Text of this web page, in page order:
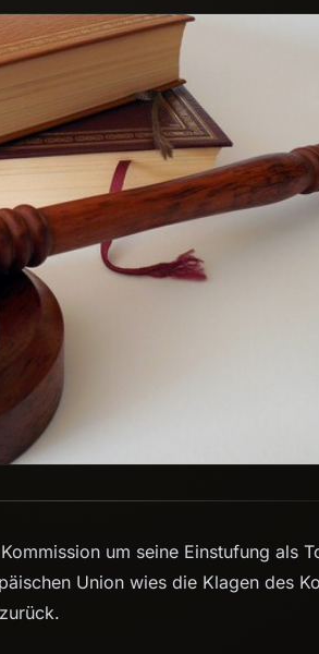
um seine Einstufung als
Union wies die Klagen des